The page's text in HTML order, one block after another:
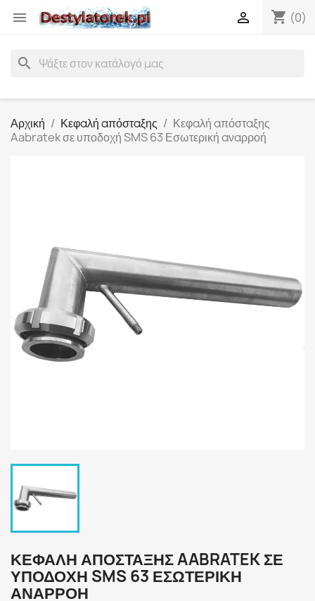
 shopping_cart (0)

search
Αρχική Κεφαλή απόσταξης
Κεφαλή απόσταξης
Aabratek σε υποδοχή SMS 63 Εσωτερική αναρροή
ΚΕΦΑΛΉ ΑΠΌΣΤΑΞΗΣ AABRATEK ΣΕ
ΥΠΟΔΟΧΉ SMS 63 ΕΣΩΤΕΡΙΚΉ
ΑΝΑΡΡΟΉ